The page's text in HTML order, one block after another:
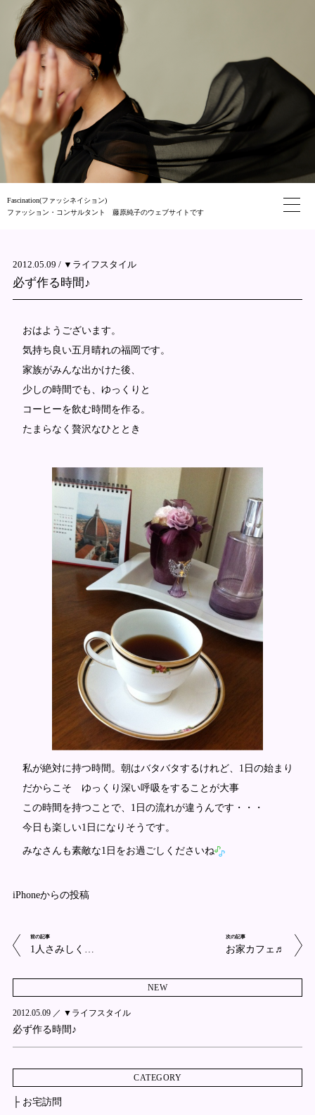
Fascination(ファッシネイション)
ファッション・コンサルタント 藤原純子のウェブサイトです
2012.05.09 / ▼ライフスタイル
必ず作る時間♪
おはようございます。
気持ち良い五月晴れの福岡です。
家族がみんな出かけた後、
少しの時間でも、ゆっくりと
コーヒーを飲む時間を作る。
たまらなく贅沢なひととき
私が絶対に持つ時間。朝はバタバタするけれど、1日の始まり
だからこそ ゆっくり深い呼吸をすることが大事
この時間を持つことで、1日の流れが違うんです・・・
今日も楽しい1日になりそうです。
みなさんも素敵な1日をお過ごしくださいね
iPhoneからの投稿
前の記事
1人さみしく…
次の記事
お家カフェ♬
NEW
2012.05.09 ／ ▼ライフスタイル
必ず作る時間♪
CATEGORY
├ お宅訪問